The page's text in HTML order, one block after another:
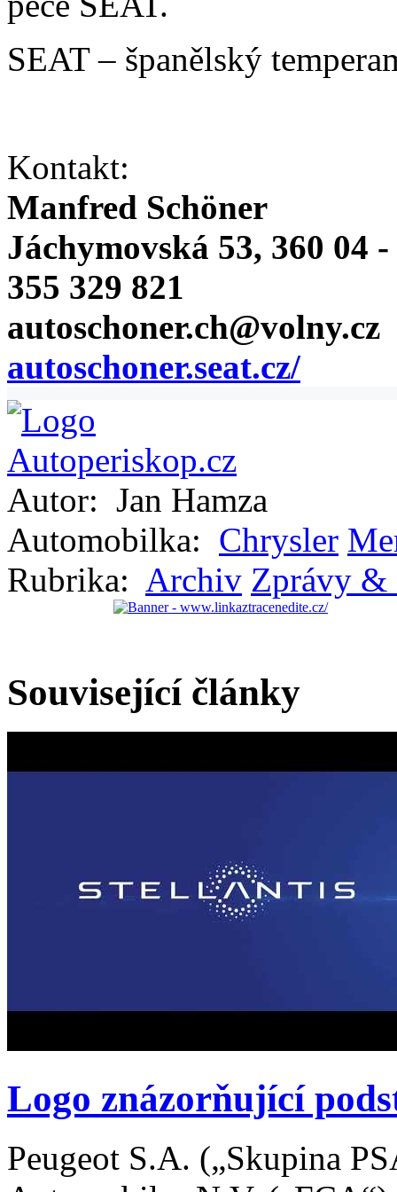
SEAT – španělský
Kontakt:
Manfred Schöner
Jáchymovská 53, 360 04
355 329 821
autoschoner.ch@volny.cz
autoschoner.seat.cz/
Autor: Jan Hamza
Automobilka: Chrysler
Rubrika: Archiv Zprávy &
Související články
Logo znázorňující
Peugeot S.A. („Skupina